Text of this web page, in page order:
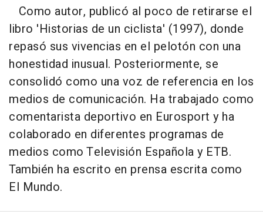
Como autor, publicó al poco de retirarse el
libro 'Historias de un ciclista' (1997), donde
repasó sus vivencias en el pelotón con una
honestidad inusual. Posteriormente, se
consolidó como una voz de referencia en los
medios de comunicación. Ha trabajado como
comentarista deportivo en Eurosport y ha
colaborado en diferentes programas de
medios como Televisión Española y ETB.
También ha escrito en prensa escrita como
El Mundo.